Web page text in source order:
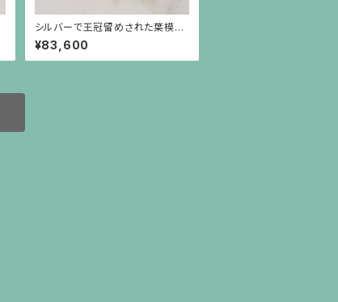
シルバーで王冠留めされた葉模様
の彫りのトルマリン（17.45ct）のリ
ング
¥83,600